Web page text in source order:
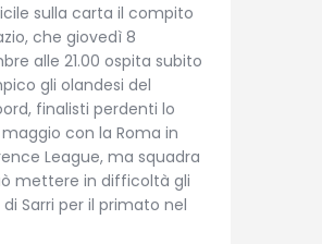
sulla carta il compito
che giovedì 8
alle 21.00 ospita subito
gli olandesi del
finalisti perdenti lo
con la Roma in
League, ma squadra
mettere in difficoltà gli
Sarri per il primato nel